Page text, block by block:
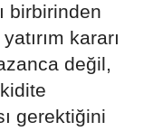
birbirinden
kararı
değil,
gerektiğini